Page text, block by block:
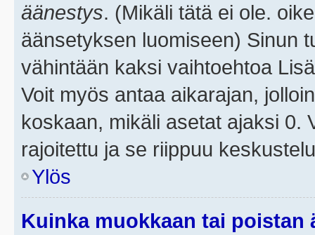
äänestys. (Mikäli tätä ei ole.
äänsetyksen luomiseen) Sinun
vähintään kaksi vaihtoehtoa
Voit myös antaa aikarajan,
koskaan, mikäli asetat ajaksi 0.
rajoitettu ja se riippuu
Ylös
Kuinka muokkaan tai poistan